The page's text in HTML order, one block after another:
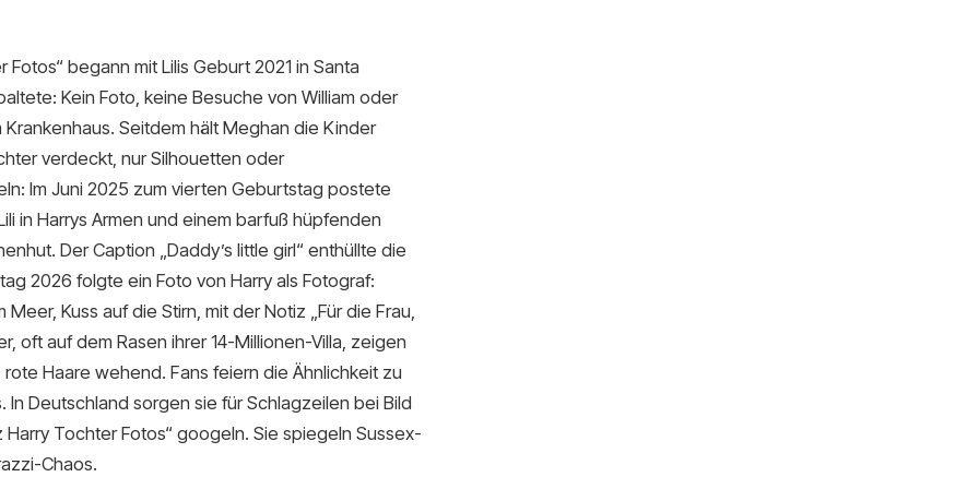
begann mit Lilis Geburt 2021 in Santa
Kein Foto, keine Besuche von William oder
Seitdem hält Meghan die Kinder
verdeckt, nur Silhouetten oder
Im Juni 2025 zum vierten Geburtstag postete
in Harrys Armen und einem barfuß hüpfenden
Der Caption „Daddy’s little girl“ enthüllte die
2026 folgte ein Foto von Harry als Fotograf:
Kuss auf die Stirn, mit der Notiz „Für die Frau,
oft auf dem Rasen ihrer 14-Millionen-Villa, zeigen
Haare wehend. Fans feiern die Ähnlichkeit zu
In Deutschland sorgen sie für Schlagzeilen bei Bild
Tochter Fotos“ googeln. Sie spiegeln Sussex-
Chaos.